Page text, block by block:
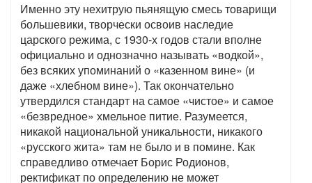
Именно эту нехитрую пьянящую смесь товарищи
большевики, творчески освоив наследие
царского режима, с 1930-х годов стали вполне
официально и однозначно называть «водкой»,
без всяких упоминаний о «казенном вине» (и
даже «хлебном вине»). Так окончательно
утвердился стандарт на самое «чистое» и самое
«безвредное» хмельное питие. Разумеется,
никакой национальной уникальности, никакого
«русского жита» там не было и в помине. Как
справедливо отмечает Борис Родионов,
ректификат по определению не может